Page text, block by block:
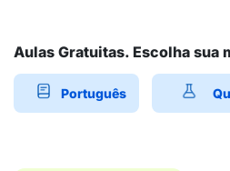
Aulas Gratuitas. Escolha sua
Português